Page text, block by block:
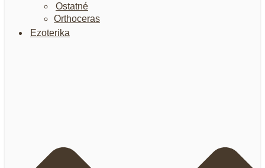
Ostatné
Orthoceras
Ezoterika